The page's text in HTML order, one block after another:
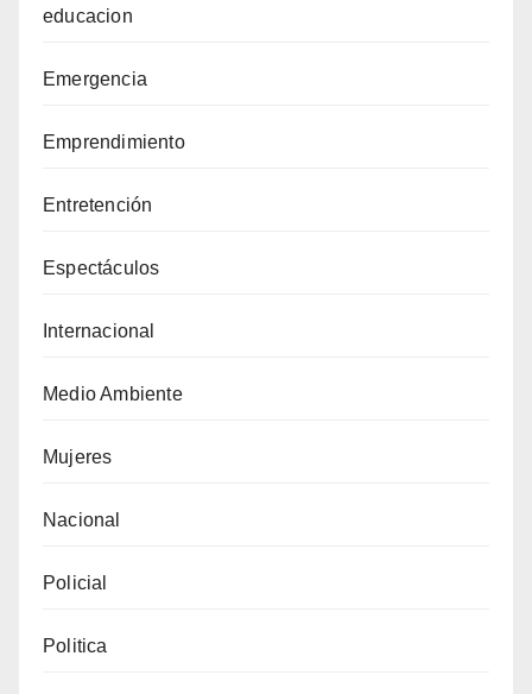
educacion
Emergencia
Emprendimiento
Entretención
Espectáculos
Internacional
Medio Ambiente
Mujeres
Nacional
Policial
Politica